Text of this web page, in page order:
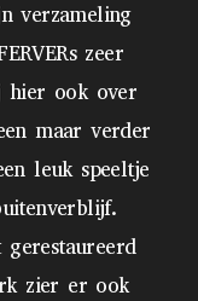
verzameling
zeer
hier ook over
maar verder
leuk speeltje
gerestaureerd
zier er ook